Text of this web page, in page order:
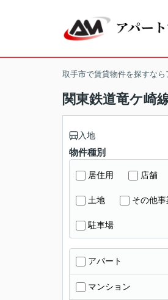
取手市で賃貸物件を探すな
関東鉄道竜ケ崎
入地
物件種別
居住用 店舗
土地 その他事
駐車場
アパート
マンション